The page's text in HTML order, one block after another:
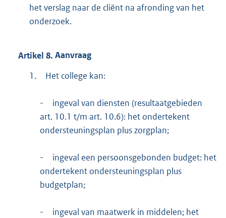
het verslag naar de cliënt na afronding van het
onderzoek.
Artikel 8. Aanvraag
1.
Het college kan:
-
ingeval van diensten (resultaatgebieden
art. 10.1 t/m art. 10.6): het ondertekent
ondersteuningsplan plus zorgplan;
-
ingeval een persoonsgebonden budget: het
ondertekent ondersteuningsplan plus
budgetplan;
-
ingeval van maatwerk in middelen; het